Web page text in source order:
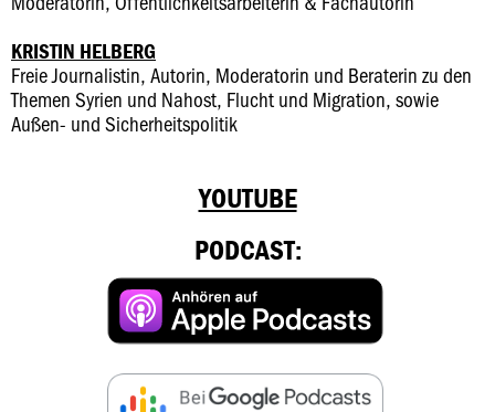
KRISTIN HELBERG
Freie Journalistin, Autorin, Moderatorin und Beraterin zu den
Themen Syrien und Nahost, Flucht und Migration, sowie
Außen- und Sicherheitspolitik
YOUTUBE
PODCAST: